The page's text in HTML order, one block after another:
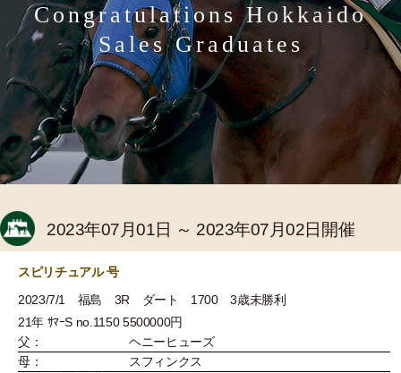
Congratulations Hokkaido
Sales Graduates
2023年07月01日 ～ 2023年07月02日開催
スピリチュアル 号
2023/7/1 福島 3R ダート 1700 3歳未勝利
21年 ｻﾏｰS no.1150 5500000円
父：
ヘニーヒューズ
母：
スフィンクス